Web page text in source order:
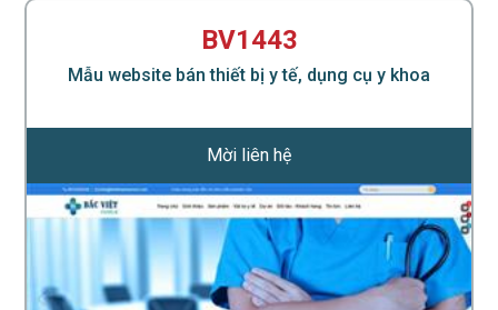
BV1443
Mẫu website bán thiết bị y tế, dụng cụ y khoa
Mời liên hệ